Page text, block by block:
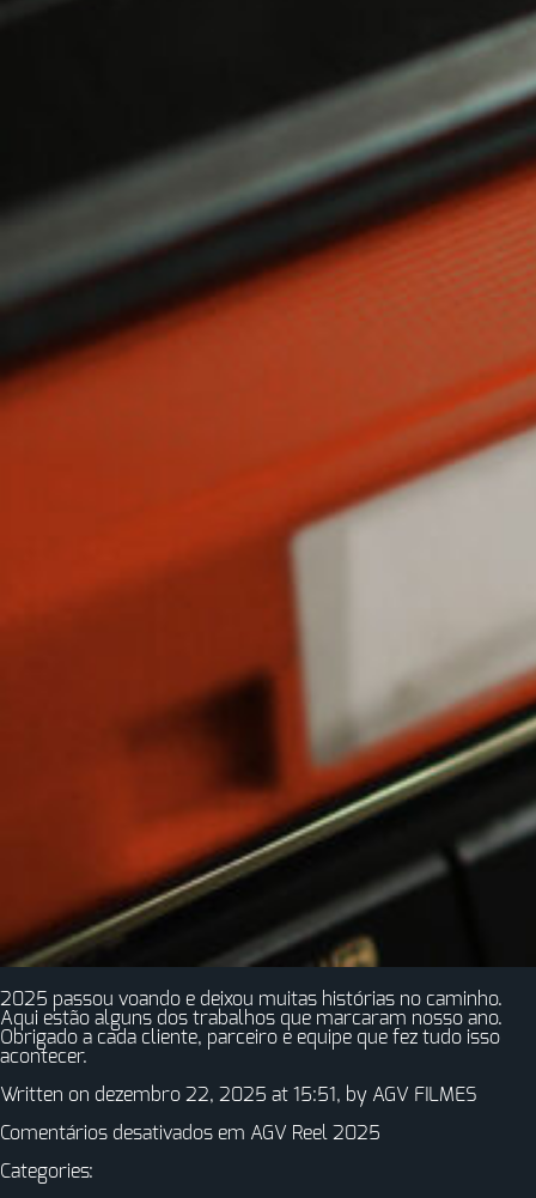
2025 passou voando e deixou muitas histórias no caminho.
Aqui estão alguns dos trabalhos que marcaram nosso ano.
Obrigado a cada cliente, parceiro e equipe que fez tudo isso
acontecer.
Written on dezembro 22, 2025 at 15:51, by AGV FILMES
Comentários desativados em AGV Reel 2025
Categories: